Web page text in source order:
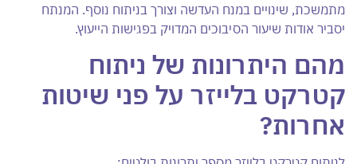
מתמשכת, שינויים במנח העדשה וצורך בניתוח נוסף. המנתח
יסביר אודות שיעור הסיבוכים המדויק בפגישות הייעוץ.
מהם היתרונות של ניתוח
קטרקט בלייזר על פני שיטות
אחרות?